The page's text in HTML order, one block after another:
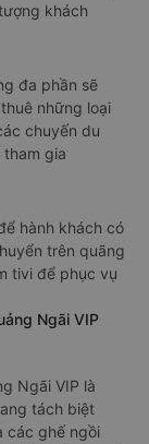
khách
đa phần sẽ
những loại
chuyến du
gia
hành khách có
trên quãng
tivi để phục vụ
Ngãi VIP
Ngãi VIP là
tách biệt
các ghế ngồi